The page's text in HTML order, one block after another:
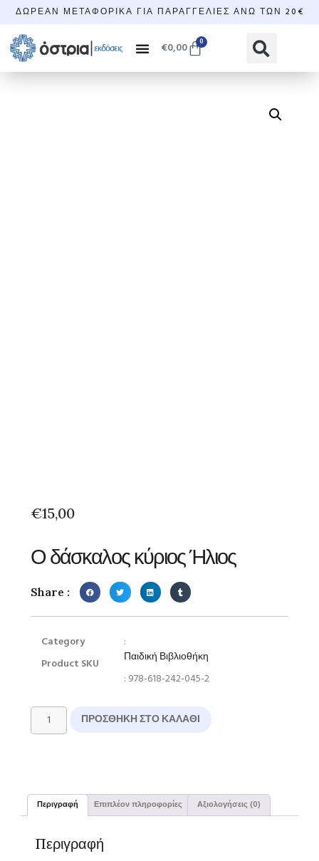
ΔΩΡΕΆΝ ΜΕΤΑΦΟΡΙΚΆ ΓΙΑ ΠΑΡΑΓΓΕΛΊΕΣ ΆΝΩ ΤΩΝ 20€
€0,00 0
€15,00
Ο δάσκαλος κύριος Ήλιος
Share :
Category
Product SKU
:
Παιδική Βιβλιοθήκη
: 978-618-242-045-2
ΠΡΟΣΘΉΚΗ ΣΤΟ ΚΑΛΆΘΙ
Περιγραφή Επιπλέον πληροφορίες Αξιολογήσεις (0)
Περιγραφή